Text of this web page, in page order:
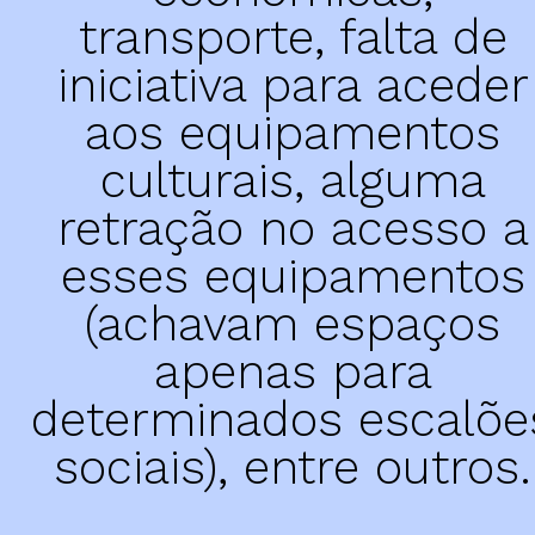
1997 > 1999
Bazar Ecos Social
Oficina de Dança Criativa
Oficina de Música
Oficina das Emoções
Oficina de Expressões
centro comunitário
Serviço de Atendimento e Acompanhamento Social
Apoio Alimentar
Saber +
representação institucional
EAPN Portugal – Núcleo de Aveiro
FAJDA – Federação de Associações Juvenis do Distrito
transporte, falta de
iniciativa para aceder
aos equipamentos
culturais, alguma
retração no acesso a
esses equipamentos
(achavam espaços
apenas para
determinados
sociais), entre outros.